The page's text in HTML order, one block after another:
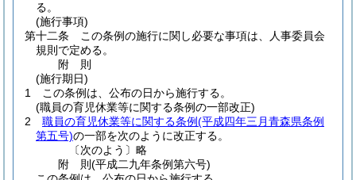
る。
(施行事項)
第十二条
この条例の施行に関し必要な事項は、人事委員会
規則で定める。
附 則
(施行期日)
1
この条例は、公布の日から施行する。
(職員の育児休業等に関する条例の一部改正)
2
職員の育児休業等に関する条例(平成四年三月青森県条例
第五号)の一部を次のように改正する。
〔次のよう〕略
附 則(平成二九年条例第六号)